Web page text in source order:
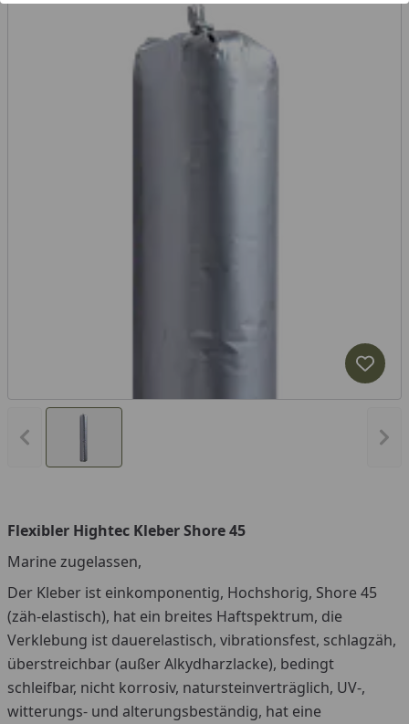
Vorheriges Bild anzeigen
Flexibler Hightec Kleber Shore 45
Marine zugelassen,
Der Kleber ist einkomponentig, Hochshorig, Shore 45
(zäh-elastisch), hat ein breites Haftspektrum, die
Verklebung ist dauerelastisch, vibrationsfest, schlagzäh,
überstreichbar (außer Alkydharzlacke), bedingt
schleifbar, nicht korrosiv, natursteinverträglich, UV-,
witterungs- und alterungsbeständig, hat eine